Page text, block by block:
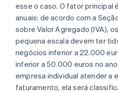
esse o caso. O fator principal
anuais: de acordo com a
sobre Valor Agregado (IVA),
pequena escala devem ter
negócios inferior a 22.000
inferior a 50.000 euros no
empresa individual atender a
faturamento, ela será